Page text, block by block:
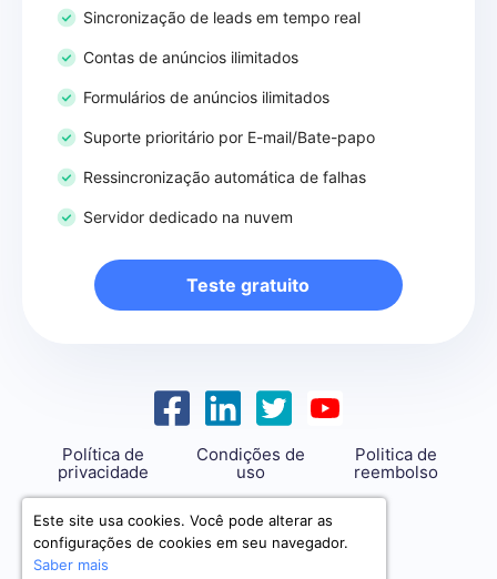
Sincronização de leads em tempo real
Contas de anúncios ilimitados
Formulários de anúncios ilimitados
Suporte prioritário por E-mail/Bate-papo
Ressincronização automática de falhas
Servidor dedicado na nuvem
Teste gratuito
Política de
privacidade
Condições de
uso
Politica de
reembolso
support@savemyleads.com
Este site usa cookies. Você pode alterar as
configurações de cookies em seu navegador.
Saber mais